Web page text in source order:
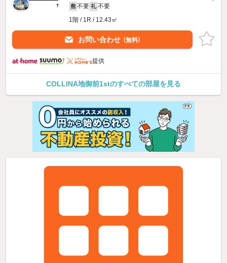
敷 不要 礼 不要
1階 / 1R / 12.43㎡
お問い合わせ （無料）
提供
COLLINA地御前1stのすべての部屋を見る